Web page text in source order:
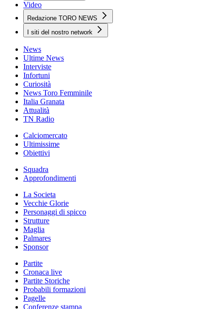
Video
Redazione TORO NEWS
I siti del nostro network
News
Ultime News
Interviste
Infortuni
Curiosità
News Toro Femminile
Italia Granata
Attualità
TN Radio
Calciomercato
Ultimissime
Obiettivi
Squadra
Approfondimenti
La Societa
Vecchie Glorie
Personaggi di spicco
Strutture
Maglia
Palmares
Sponsor
Partite
Cronaca live
Partite Storiche
Probabili formazioni
Pagelle
Conferenze stampa